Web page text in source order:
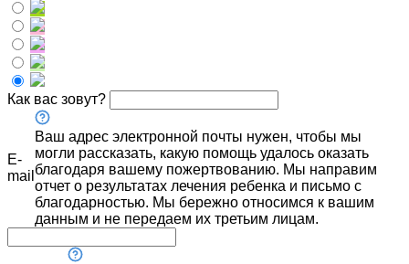
Как вас зовут?
E-
mail
Ваш адрес электронной почты нужен, чтобы мы
могли рассказать, какую помощь удалось оказать
благодаря вашему пожертвованию. Мы направим
отчет о результатах лечения ребенка и письмо с
благодарностью. Мы бережно относимся к вашим
данным и не передаем их третьим лицам.